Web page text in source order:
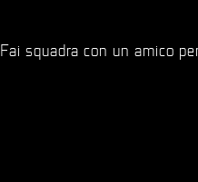
Fai squadra con un amico